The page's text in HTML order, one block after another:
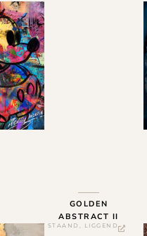
GOLDEN
ABSTRACT II
STAAND , LIGGEND